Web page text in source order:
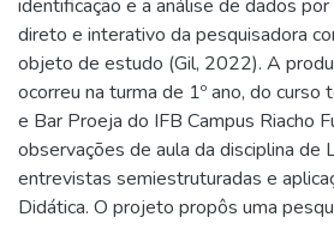
identificação e a análise de dados
direto e interativo da pesquisadora
objeto de estudo (Gil, 2022). A
ocorreu na turma de 1º ano, do curso
e Bar Proeja do IFB Campus Riacho
observações de aula da disciplina de
entrevistas semiestruturadas e
Didática. O projeto propôs uma